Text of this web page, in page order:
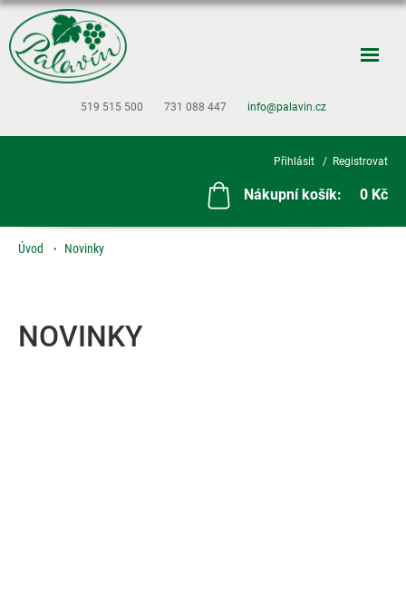
519 515 500 731 088 447 info@palavin.cz
Přihlásit Registrovat
Nákupní košík: 0 Kč
Úvod Novinky
NOVINKY